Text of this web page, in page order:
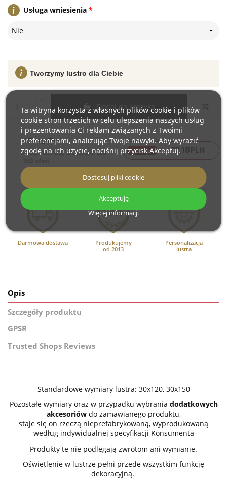
*
Usługa wniesienia
Nie
Dodaj do koszyka
Tworzymy lustro dla Ciebie
raty od 12,18
Darmowa dostawa
Produkujemy
od 2013
Personalizacja
lustra
Opis
Szczegóły produktu
GPSR
Trusted Shops Reviews
Standardowe wymiary lustra: 30x120, 30x150
Pozostałe wymiary oraz w przypadku wybrania dodatkowych
akcesoriówdo zamawianego produktu,
staje się on rzeczą nieprefabrykowaną, wyprodukowaną
według indywidualnej specyfikacji Konsumenta
Produkty te nie podlegają zwrotom ani wymianie.
Oświetlenie w lustrze pełni przede wszystkim funkcję
dekoracyjną.
Ta witryna korzysta z własnych plików cookie i plików
cookie stron trzecich w celu ulepszenia naszych usług
i prezentowania Ci reklam związanych z Twoimi
preferencjami, analizując Twoje nawyki. Aby wyrazić
zgodę na ich użycie, naciśnij przycisk Akceptuj.
Więcej informacji
Dostosuj pliki cookie
Akceptuję